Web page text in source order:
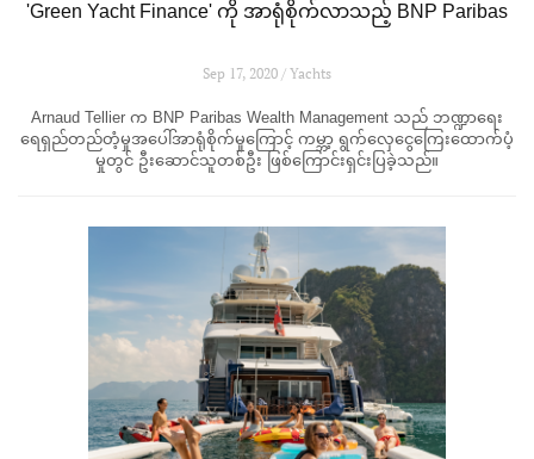
'Green Yacht Finance' ကို အာရုံစိုက်လာသည့် BNP Paribas
Sep 17, 2020 / Yachts
Arnaud Tellier က BNP Paribas Wealth Management သည် ဘဏ္ဍာရေး
ရေရှည်တည်တံ့မှုအပေါ်အာရုံစိုက်မှုကြောင့် ကမ္ဘာ့ ရွက်လှေငွေကြေးထောက်ပံ့
မှုတွင် ဦးဆောင်သူတစ်ဦး ဖြစ်ကြောင်းရှင်းပြခဲ့သည်။